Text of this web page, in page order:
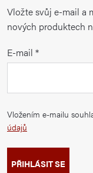
Vložte svůj e-mail a
nových produktech
E-mail
Vložením e-mailu
údajů
PŘIHLÁSIT SE